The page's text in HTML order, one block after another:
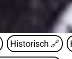
Historisch 🔗